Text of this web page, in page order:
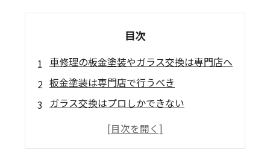
目次
車修理の板金塗装やガラス交換は専門店へ
板金塗装は専門店で行うべき
ガラス交換はプロしかできない